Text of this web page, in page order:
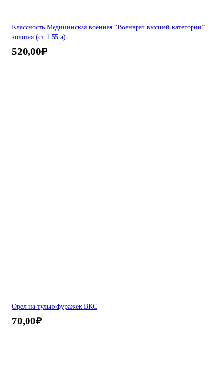
Классность Медицинская военная “Военврач высшей категории”
золотая (ст 1.55.а)
520,00₽
Орел на тулью фуражек ВКС
70,00₽